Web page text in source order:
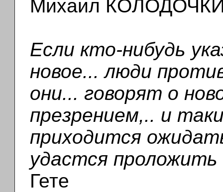
Михаил
Если кто-нибудь
новое... люди
они... говорят о
презрением,.. и
приходится
удастся проложить
Гете